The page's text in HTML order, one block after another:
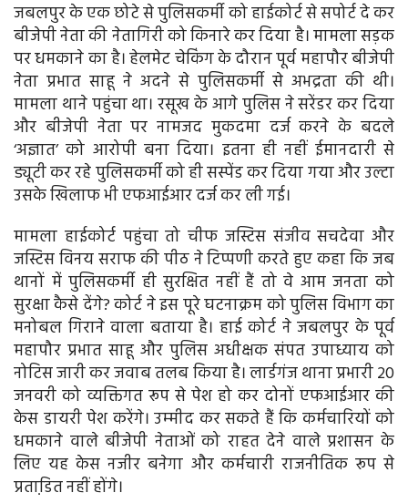
जबलपुर के एक छोटे से पुलिसकर्मी को हाईकोर्ट से सपोर्ट दे कर
बीजेपी नेता की नेतागिरी को किनारे कर दिया है। मामला सड़क
पर धमकाने का है। हेलमेट चेकिंग के दौरान पूर्व महापौर बीजेपी
नेता प्रभात साहू ने अदने से पुलिसकर्मी से अभद्रता की थी।
मामला थाने पहुंचा था। रसूख के आगे पुलिस ने सरेंडर कर दिया
और बीजेपी नेता पर नामजद मुकदमा दर्ज करने के बदले
‘अज्ञात’ को आरोपी बना दिया। इतना ही नहीं ईमानदारी से
ड्यूटी कर रहे पुलिसकर्मी को ही सस्पेंड कर दिया गया और उल्टा
उसके खिलाफ भी एफआईआर दर्ज कर ली गई।
मामला हाईकोर्ट पहुंचा तो चीफ जस्टिस संजीव सचदेवा और
जस्टिस विनय सराफ की पीठ ने टिप्पणी करते हुए कहा कि जब
थानों में पुलिसकर्मी ही सुरक्षित नहीं हैं तो वे आम जनता को
सुरक्षा कैसे देंगे? कोर्ट ने इस पूरे घटनाक्रम को पुलिस विभाग का
मनोबल गिराने वाला बताया है। हाई कोर्ट ने जबलपुर के पूर्व
महापौर प्रभात साहू और पुलिस अधीक्षक संपत उपाध्याय को
नोटिस जारी कर जवाब तलब किया है। लार्डगंज थाना प्रभारी 20
जनवरी को व्यक्तिगत रूप से पेश हो कर दोनों एफआईआर की
केस डायरी पेश करेंगे। उम्‍मीद कर सकते हैं कि कर्मचारियों को
धमकाने वाले बीजेपी नेताओं को राहत देने वाले प्रशासन के
लिए यह केस नजीर बनेगा और कर्मचारी राजनीतिक रूप से
प्रताडि़त नहीं होंगे।